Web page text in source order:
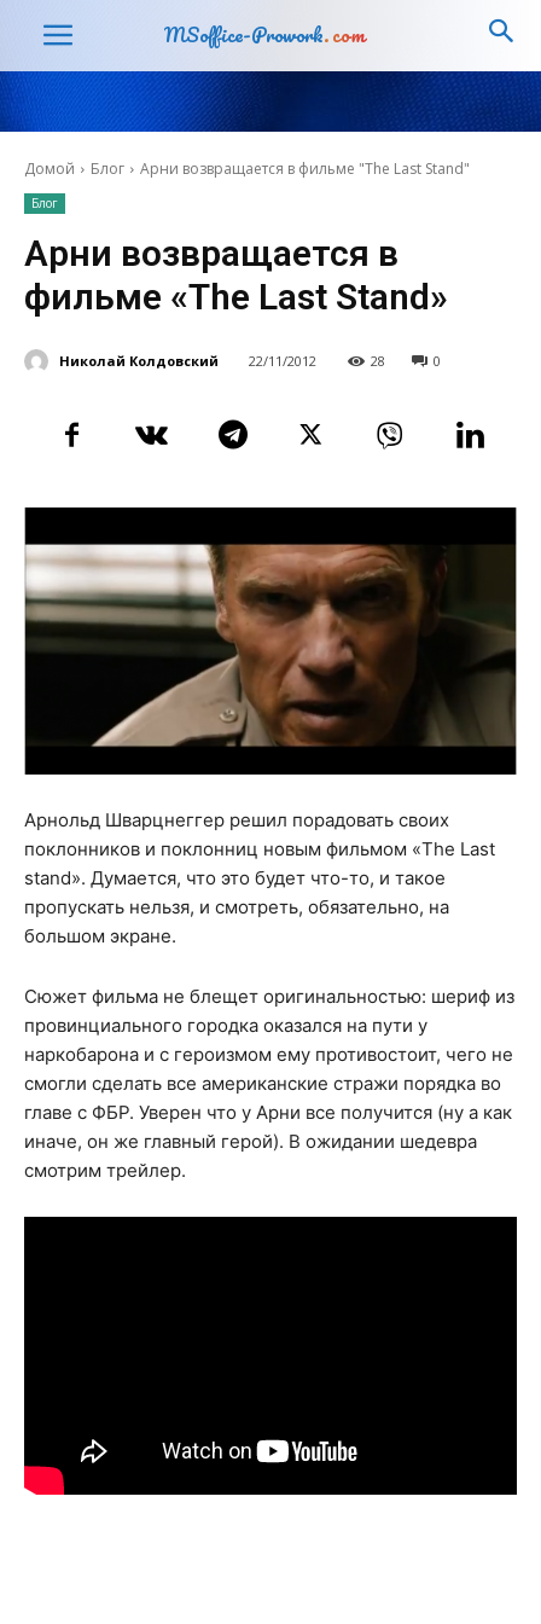
MSoffice-Prowork.com
Домой Блог Арни возвращается в фильме "The Last Stand"
Блог
Арни возвращается в
фильме «The Last Stand»
Николай Колдовский 22/11/2012 28 0
Арнольд Шварцнеггер решил порадовать своих
поклонников и поклонниц новым фильмом «The Last
stand». Думается, что это будет что-то, и такое
пропускать нельзя, и смотреть, обязательно, на
большом экране.
Сюжет фильма не блещет оригинальностью: шериф из
провинциального городка оказался на пути у
наркобарона и с героизмом ему противостоит, чего не
смогли сделать все американские стражи порядка во
главе с ФБР. Уверен что у Арни все получится (ну а как
иначе, он же главный герой). В ожидании шедевра
смотрим трейлер.